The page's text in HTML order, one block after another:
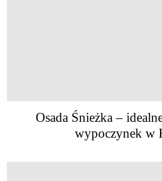
Osada Śnieżka –
wypoczynek w